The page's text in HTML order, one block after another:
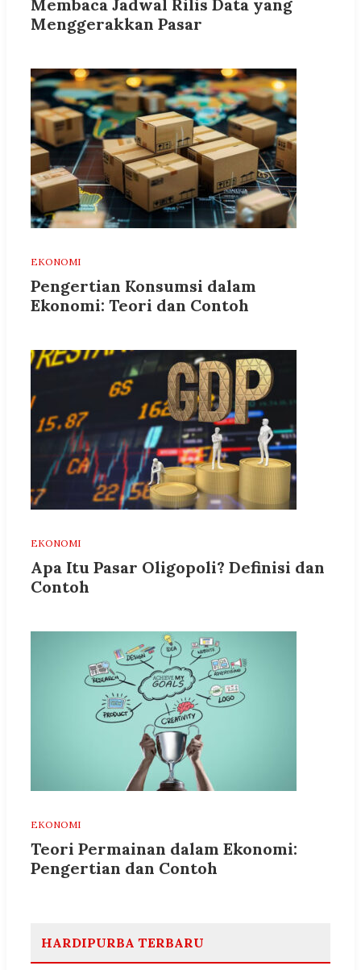
Membaca Jadwal Rilis Data yang
Menggerakkan Pasar
EKONOMI
Pengertian Konsumsi dalam
Ekonomi: Teori dan Contoh
EKONOMI
Apa Itu Pasar Oligopoli? Definisi dan
Contoh
EKONOMI
Teori Permainan dalam Ekonomi:
Pengertian dan Contoh
HARDIPURBA TERBARU